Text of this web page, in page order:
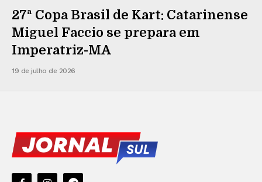
27ª Copa Brasil de Kart: Catarinense
Miguel Faccio se prepara em
Imperatriz-MA
19 de julho de 2026